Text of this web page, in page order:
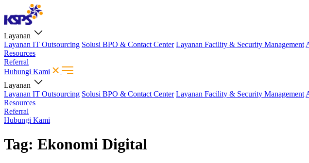
Layanan
Layanan IT Outsourcing Solusi BPO & Contact Center Layanan Facility & Security Management
Resources
Referral
Hubungi Kami
Layanan
Layanan IT Outsourcing Solusi BPO & Contact Center Layanan Facility & Security Management
Resources
Referral
Hubungi Kami
Tag: Ekonomi Digital